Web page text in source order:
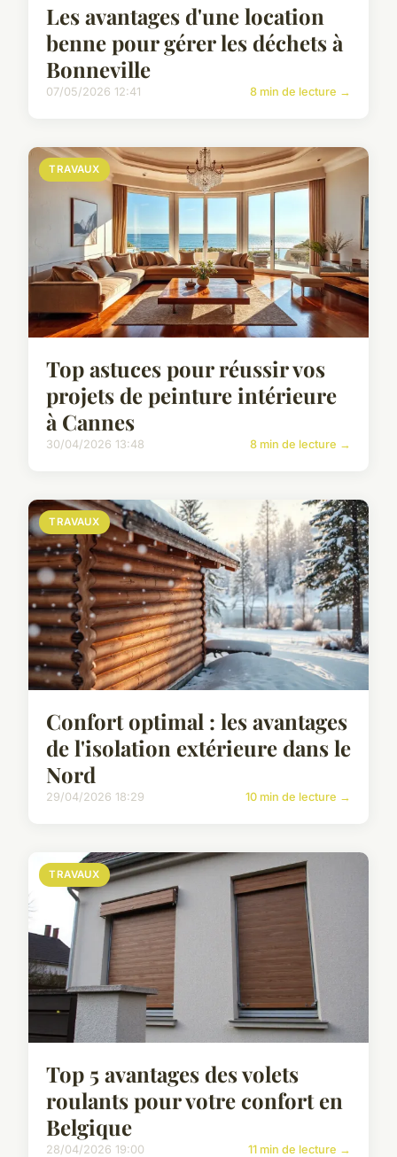
Les avantages d'une location
benne pour gérer les déchets à
Bonneville
07/05/2026 12:41 8 min de lecture →
TRAVAUX
Top astuces pour réussir vos
projets de peinture intérieure
à Cannes
30/04/2026 13:48 8 min de lecture →
TRAVAUX
Confort optimal : les avantages
de l'isolation extérieure dans le
Nord
29/04/2026 18:29 10 min de lecture →
TRAVAUX
Top 5 avantages des volets
roulants pour votre confort en
Belgique
28/04/2026 19:00 11 min de lecture →